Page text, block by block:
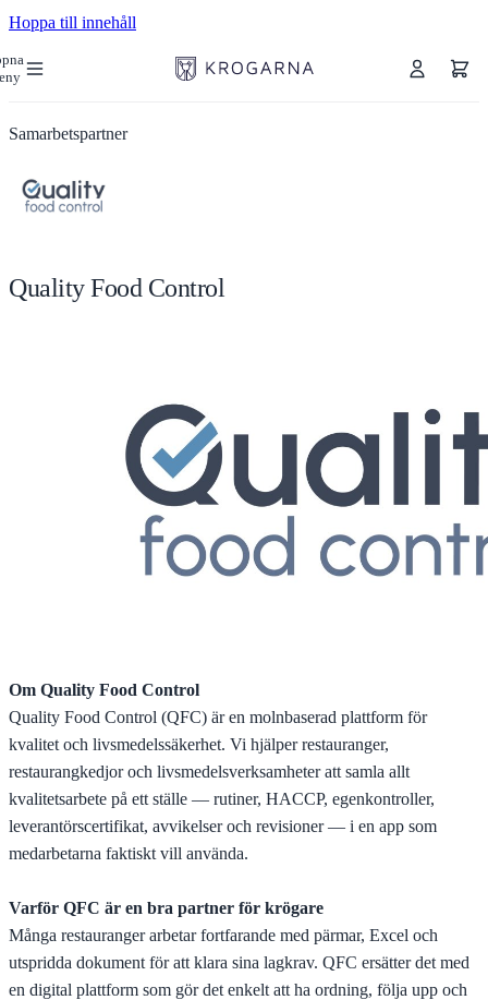
Hoppa till innehåll
Samarbetspartner
Quality Food Control
Om Quality Food Control
Quality Food Control (QFC) är en molnbaserad plattform för
kvalitet och livsmedelssäkerhet. Vi hjälper restauranger,
restaurangkedjor och livsmedelsverksamheter att samla allt
kvalitetsarbete på ett ställe — rutiner, HACCP, egenkontroller,
leverantörscertifikat, avvikelser och revisioner — i en app som
medarbetarna faktiskt vill använda.
Varför QFC är en bra partner för krögare
Många restauranger arbetar fortfarande med pärmar, Excel och
utspridda dokument för att klara sina lagkrav. QFC ersätter det med
en digital plattform som gör det enkelt att ha ordning, följa upp och